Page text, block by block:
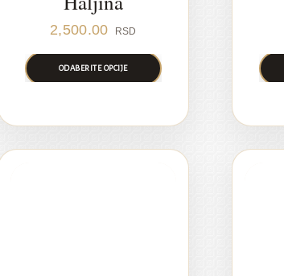
2,500.00 RSD
ODABERITE OPCIJE